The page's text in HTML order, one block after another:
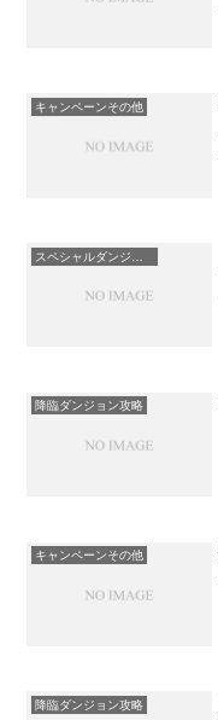
キャンペーンその他
降臨ダンジョン攻略
キャンペーンその他
降臨ダンジョン攻略